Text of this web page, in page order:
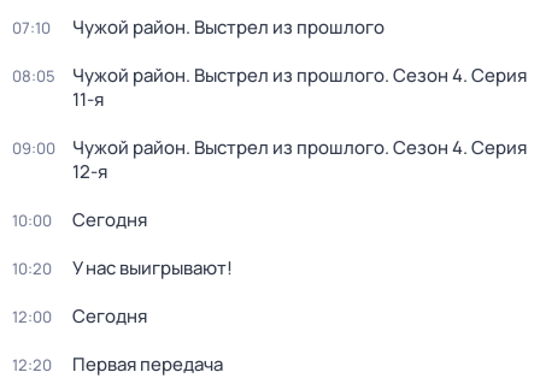
07:10 Чужой район. Выстрел из прошлого
08:05 Чужой район. Выстрел из прошлого. Сезон 4. Серия
11-я
09:00 Чужой район. Выстрел из прошлого. Сезон 4. Серия
12-я
10:00 Сегодня
10:20 У нас выигрывают!
12:00 Сегодня
12:20 Первая передача